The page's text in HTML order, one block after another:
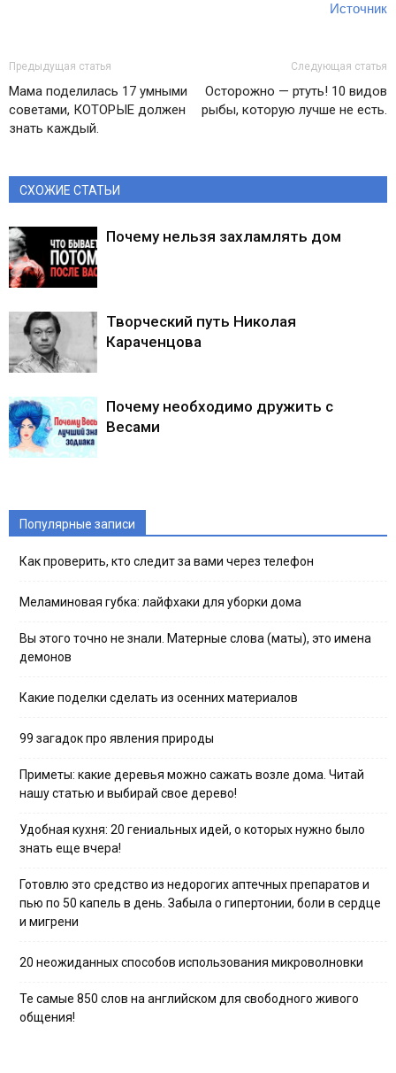
Источник
Предыдущая статья
Мама поделилась 17 умными
советами, КОТОРЫЕ должен
знать каждый.
Следующая статья
Осторожно — ртуть! 10 видов
рыбы, которую лучше не есть.
СХОЖИЕ СТАТЬИ
Почему нельзя захламлять дом
Творческий путь Николая
Караченцова
Почему необходимо дружить с
Весами
Популярные записи
Как проверить, кто следит за вами через телефон
Меламиновая губка: лайфхаки для уборки дома
Вы этого точно не знали. Матерные слова (маты), это имена
демонов
Какие поделки сделать из осенних материалов
99 загадок про явления природы
Приметы: какие деревья можно сажать возле дома. Читай
нашу статью и выбирай свое дерево!
Удобная кухня: 20 гениальных идей, о которых нужно было
знать еще вчера!
Готовлю это средство из недорогих аптечных препаратов и
пью по 50 капель в день. Забыла о гипертонии, боли в сердце
и мигрени
20 неожиданных способов использования микроволновки
Те самые 850 слов на английском для свободного живого
общения!